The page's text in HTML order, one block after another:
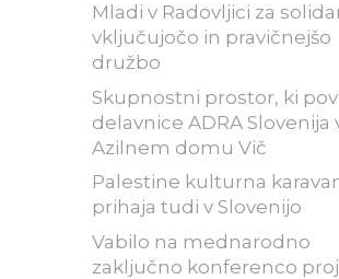
Mladi v Radovljici za
vključujočo in pravičnejšo
družbo
Skupnostni prostor, ki
delavnice ADRA Slovenija
Azilnem domu Vič
Palestine kulturna
prihaja tudi v Slovenijo
Vabilo na mednarodno
zaključno konferenco